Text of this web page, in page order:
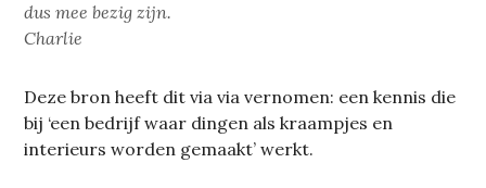
dus mee bezig zijn.
Charlie
Deze bron heeft dit via via vernomen: een kennis die
bij ‘een bedrijf waar dingen als kraampjes en
interieurs worden gemaakt’ werkt.